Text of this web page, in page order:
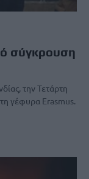
σύγκρουση
την Τετάρτη
γέφυρα Erasmus.